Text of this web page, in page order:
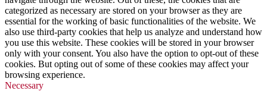
categorized as necessary are stored on your browser as they are
essential for the working of basic functionalities of the website. We
also use third-party cookies that help us analyze and understand how
you use this website. These cookies will be stored in your browser
only with your consent. You also have the option to opt-out of these
cookies. But opting out of some of these cookies may affect your
browsing experience.
Necessary